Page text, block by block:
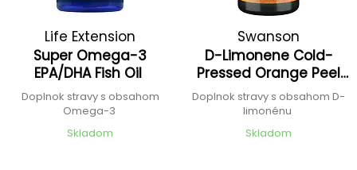
Life Extension
Super Omega-3
EPA/DHA Fish Oil
Doplnok stravy s obsahom
Omega-3
Skladom
Swanson
D-Limonene Cold-
Pressed Orange Peel
Extract
Doplnok stravy s obsahom D-
limonénu
Skladom